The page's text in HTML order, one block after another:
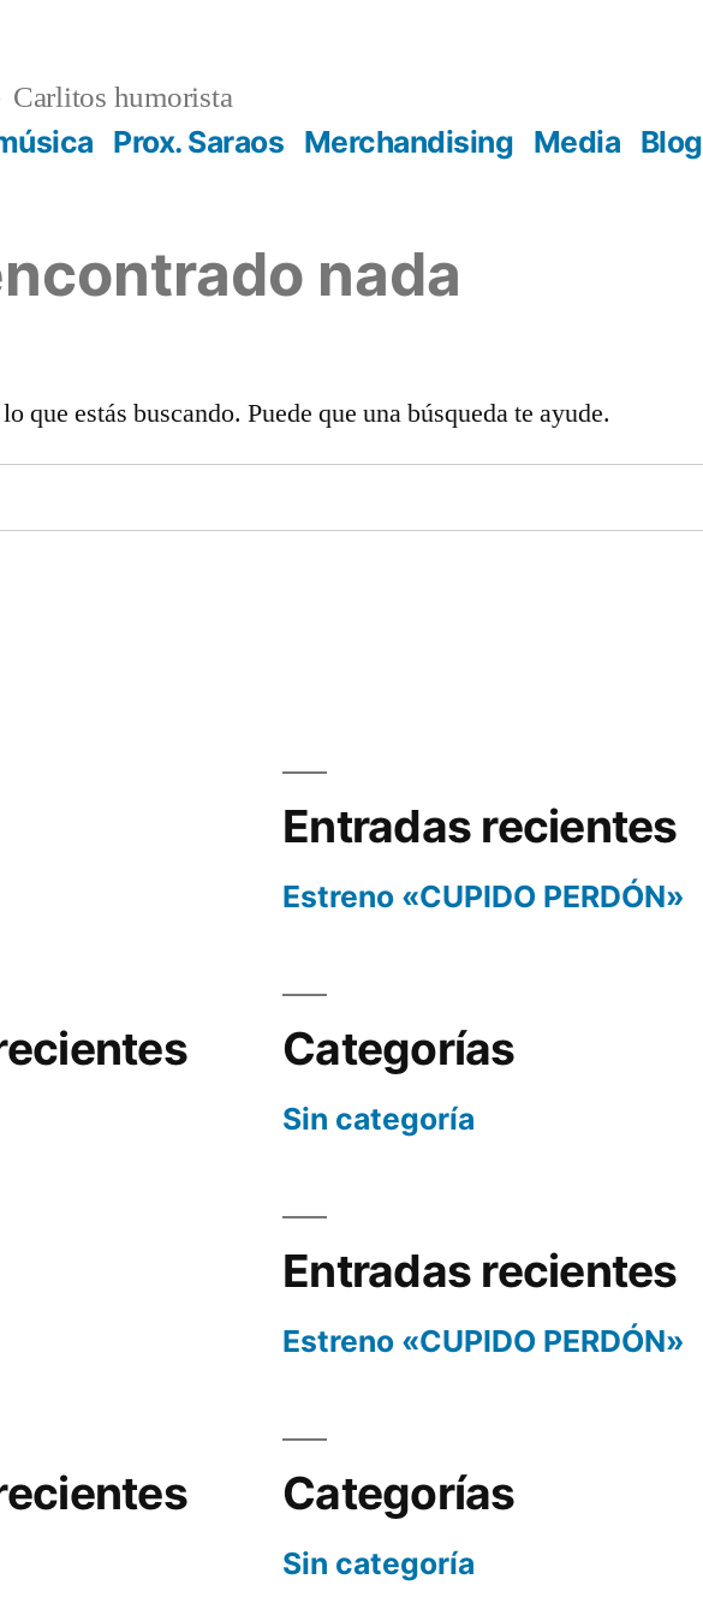
Carlitos humorista
Prox. Saraos Merchandising Media Blog
nada
que estás buscando. Puede que una búsqueda te ayude.
Entradas recientes
Estreno «CUPIDO PERDÓN»
Categorías
Sin categoría
Entradas recientes
Estreno «CUPIDO PERDÓN»
Categorías
Sin categoría